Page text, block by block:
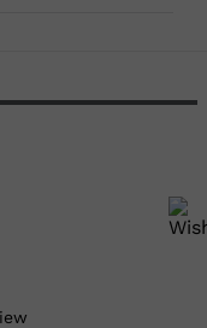
wählen Sie bitte eine